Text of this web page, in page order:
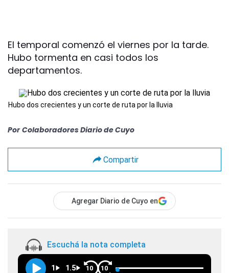
El temporal comenzó el viernes por la tarde.
Hubo tormenta en casi todos los
departamentos.
Hubo dos crecientes y un corte de ruta por la lluvia
Por Colaboradores Diario de Cuyo
Compartir
Agregar Diario de Cuyo en
Escuchá la nota completa
1 1.5 10 10